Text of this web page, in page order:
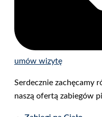
umów wizytę
Serdecznie zachęcamy
naszą ofertą zabiegów